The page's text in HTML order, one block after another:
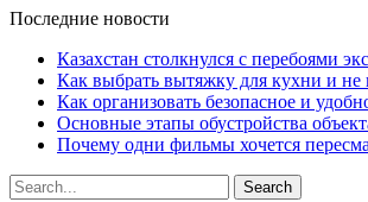
Последние новости
Казахстан столкнулся с перебоями
Как выбрать вытяжку для кухни и
Как организовать безопасное и
Основные этапы обустройства
Почему одни фильмы хочется